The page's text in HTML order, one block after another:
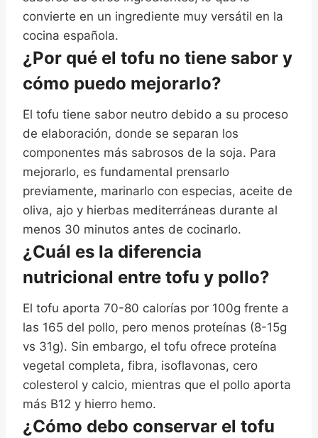
convierte en un ingrediente muy versátil en la
cocina española.
¿Por qué el tofu no tiene sabor y
cómo puedo mejorarlo?
El tofu tiene sabor neutro debido a su proceso
de elaboración, donde se separan los
componentes más sabrosos de la soja. Para
mejorarlo, es fundamental prensarlo
previamente, marinarlo con especias, aceite de
oliva, ajo y hierbas mediterráneas durante al
menos 30 minutos antes de cocinarlo.
¿Cuál es la diferencia
nutricional entre tofu y pollo?
El tofu aporta 70-80 calorías por 100g frente a
las 165 del pollo, pero menos proteínas (8-15g
vs 31g). Sin embargo, el tofu ofrece proteína
vegetal completa, fibra, isoflavonas, cero
colesterol y calcio, mientras que el pollo aporta
más B12 y hierro hemo.
¿Cómo debo conservar el tofu